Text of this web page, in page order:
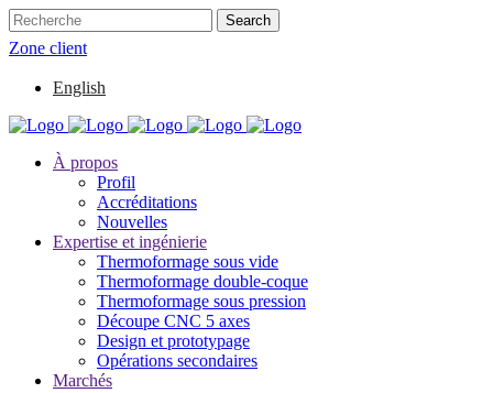
Zone client
English
À propos
Profil
Accréditations
Nouvelles
Expertise et ingénierie
Thermoformage sous vide
Thermoformage double-coque
Thermoformage sous pression
Découpe CNC 5 axes
Design et prototypage
Opérations secondaires
Marchés